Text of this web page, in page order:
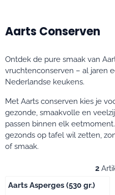
Aarts Conserven
Ontdek de pure smaak van
vruchtenconserven – al jaren
Nederlandse keukens.
Met Aarts conserven kies je
gezonde, smaakvolle en
passen binnen elk
gezonds op tafel wil zetten,
of smaak.
2
Aarts Asperges (530 gr.)